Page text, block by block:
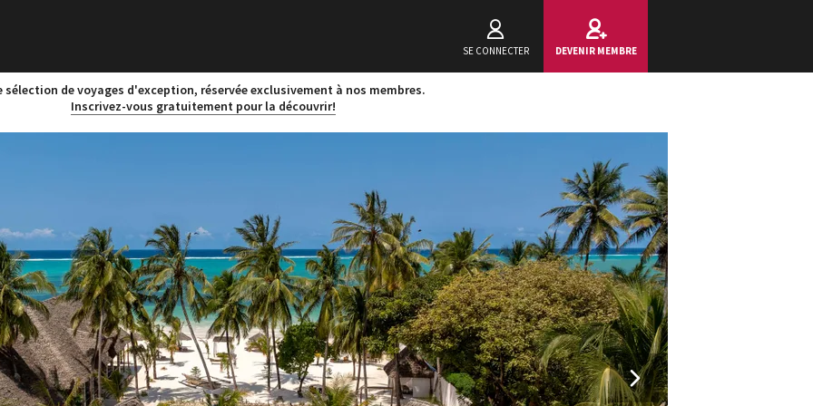
SE CONNECTER DEVENIR MEMBRE
sélection de voyages d'exception, réservée exclusivement à nos membres.
Inscrivez-vous gratuitement pour la découvrir!
Next